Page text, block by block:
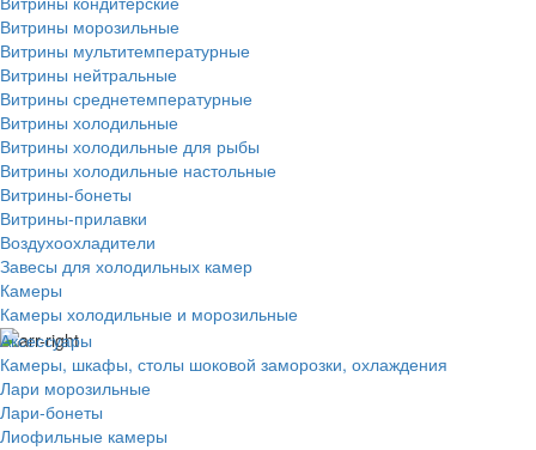
Витрины морозильные
Витрины мультитемпературные
Витрины нейтральные
Витрины среднетемпературные
Витрины холодильные
Витрины холодильные для рыбы
Витрины холодильные настольные
Витрины-бонеты
Витрины-прилавки
Воздухоохладители
Завесы для холодильных камер
Камеры
Камеры холодильные и морозильные
Аксессуары
Камеры, шкафы, столы шоковой заморозки, охлаждения
Лари морозильные
Лари-бонеты
Лиофильные камеры